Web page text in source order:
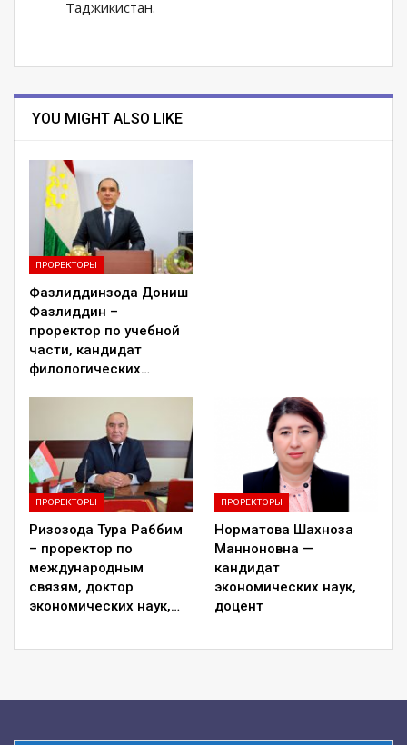
Таджикистан.
YOU MIGHT ALSO LIKE
ПРОРЕКТОРЫ
Фазлиддинзода Дониш
Фазлиддин –
проректор по учебной
части, кандидат
филологических…
ПРОРЕКТОРЫ
Ризозода Тура Раббим
– проректор по
международным
связям, доктор
экономических наук,…
ПРОРЕКТОРЫ
Норматова Шахноза
Манноновна —
кандидат
экономических наук,
доцент